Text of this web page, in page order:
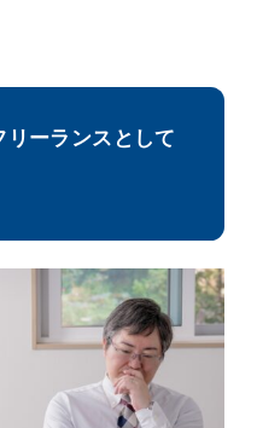
リーランスとして